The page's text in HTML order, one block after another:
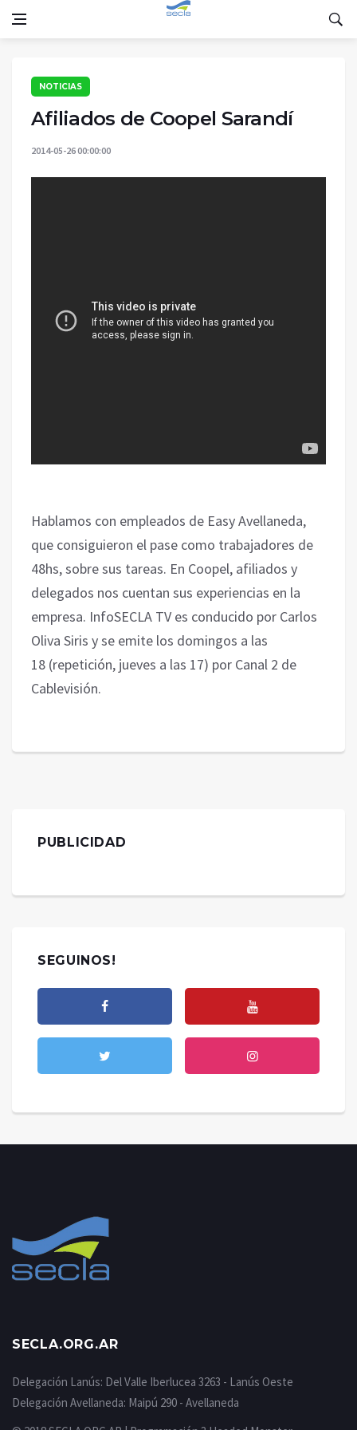
NOTICIAS
Afiliados de Coopel Sarandí
2014-05-26 00:00:00
Hablamos con empleados de Easy Avellaneda,
que consiguieron el pase como trabajadores de
48hs, sobre sus tareas. En Coopel, afiliados y
delegados nos cuentan sus experiencias en la
empresa. InfoSECLA TV es conducido por Carlos
Oliva Siris y se emite los domingos a las
18 (repetición, jueves a las 17) por Canal 2 de
Cablevisión.
PUBLICIDAD
SEGUINOS!
SECLA.ORG.AR
Delegación Lanús: Del Valle Iberlucea 3263 - Lanús Oeste
Delegación Avellaneda: Maipú 290 - Avellaneda